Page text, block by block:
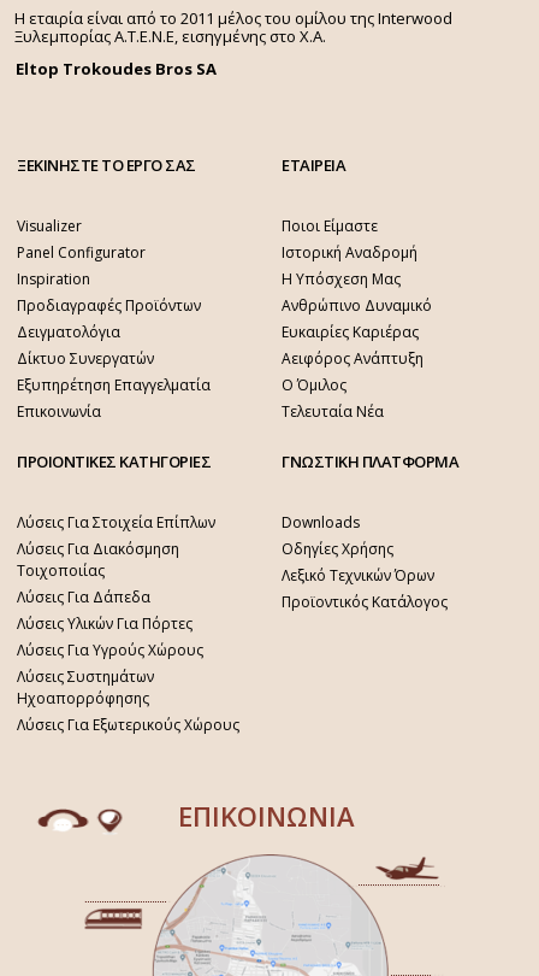
Η εταιρία είναι από το 2011 μέλος του ομίλου της Interwood
Ξυλεμπορίας Α.Τ.Ε.Ν.Ε, εισηγμένης στο Χ.A.
Eltop Trokoudes Bros SA
ΞΕΚΙΝΗΣΤΕ ΤΟ ΕΡΓΟ ΣΑΣ
Visualizer
Panel Configurator
Inspiration
Προδιαγραφές Προϊόντων
Δειγματολόγια
Δίκτυο Συνεργατών
Εξυπηρέτηση Επαγγελματία
Επικοινωνία
ΕΤΑΙΡΕΙΑ
Ποιοι Είμαστε
Ιστορική Αναδρομή
Η Υπόσχεση Μας
Ανθρώπινο Δυναμικό
Ευκαιρίες Καριέρας
Αειφόρος Ανάπτυξη
Ο Όμιλος
Τελευταία Νέα
ΠΡΟΙΟΝΤΙΚΕΣ ΚΑΤΗΓΟΡΙΕΣ
Λύσεις Για Στοιχεία Επίπλων
Λύσεις Για Διακόσμηση
Τοιχοποιίας
Λύσεις Για Δάπεδα
Λύσεις Υλικών Για Πόρτες
Λύσεις Για Υγρούς Χώρους
Λύσεις Συστημάτων
Ηχοαπορρόφησης
Λύσεις Για Εξωτερικούς Χώρους
ΓΝΩΣΤΙΚΗ ΠΛΑΤΦΟΡΜΑ
Downloads
Οδηγίες Χρήσης
Λεξικό Τεχνικών Όρων
Προϊοντικός Κατάλογος
ΕΠΙΚΟΙΝΩΝΙΑ